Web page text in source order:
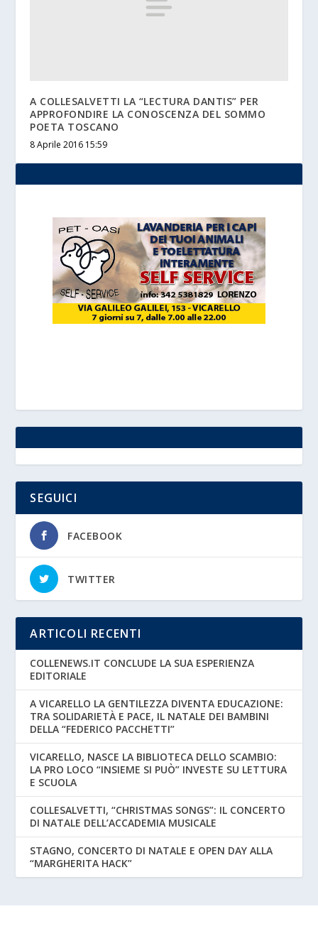
A COLLESALVETTI LA “LECTURA DANTIS” PER
APPROFONDIRE LA CONOSCENZA DEL SOMMO
POETA TOSCANO
8 Aprile 2016 15:59
SEGUICI
FACEBOOK
TWITTER
ARTICOLI RECENTI
COLLENEWS.IT CONCLUDE LA SUA ESPERIENZA
EDITORIALE
A VICARELLO LA GENTILEZZA DIVENTA EDUCAZIONE:
TRA SOLIDARIETÀ E PACE, IL NATALE DEI BAMBINI
DELLA “FEDERICO PACCHETTI”
VICARELLO, NASCE LA BIBLIOTECA DELLO SCAMBIO:
LA PRO LOCO “INSIEME SI PUÒ” INVESTE SU LETTURA
E SCUOLA
COLLESALVETTI, “CHRISTMAS SONGS”: IL CONCERTO
DI NATALE DELL’ACCADEMIA MUSICALE
STAGNO, CONCERTO DI NATALE E OPEN DAY ALLA
“MARGHERITA HACK”